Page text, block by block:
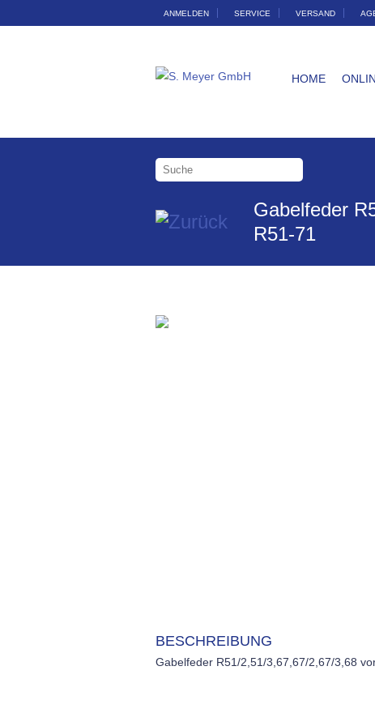
ANMELDEN SERVICE VERSAND
HOME
Gabelfeder
R51-71
BESCHREIBUNG
Gabelfeder R51/2,51/3,67,67/2,67/3,68